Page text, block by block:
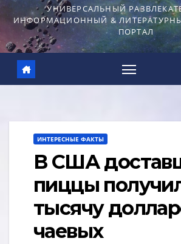
УНИВЕРСАЛЬНЫЙ
ИНФОРМАЦИОННЫЙ &
ПОРТАЛ
ИНТЕРЕСНЫЕ ФАКТЫ
В США
пиццы
тысячу
чаевых